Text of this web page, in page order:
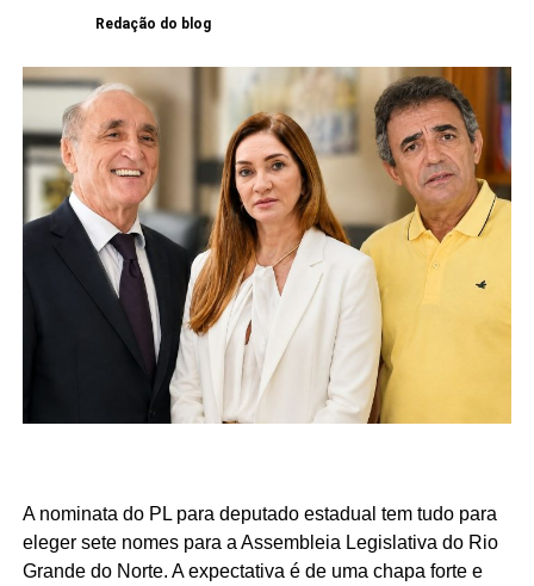
Redação do blog
A nominata do PL para deputado estadual tem tudo para
eleger sete nomes para a Assembleia Legislativa do Rio
Grande do Norte. A expectativa é de uma chapa forte e